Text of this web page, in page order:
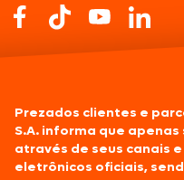
Prezados clientes e
S.A. informa que apenas
através de seus canais
eletrônicos oficiais,